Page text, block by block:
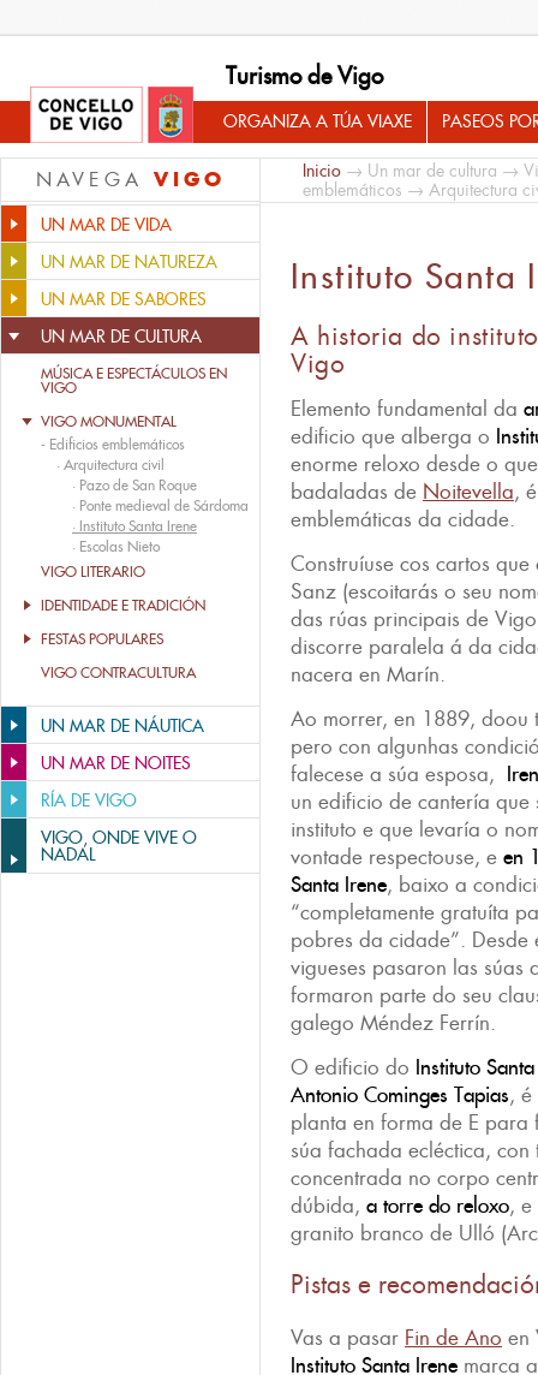
Turismo de Vigo
ORGANIZA A TÚA VIAXE PASEOS
NAVEGA VIGO
UN MAR DE VIDA
UN MAR DE NATUREZA
UN MAR DE SABORES
UN MAR DE CULTURA
MÚSICA E ESPECTÁCULOS EN
VIGO
VIGO MONUMENTAL
- Edificios emblemáticos
· Arquitectura civil
· Pazo de San Roque
· Ponte medieval de Sárdoma
· Instituto Santa Irene
· Escolas Nieto
VIGO LITERARIO
IDENTIDADE E TRADICIÓN
FESTAS POPULARES
VIGO CONTRACULTURA
UN MAR DE NÁUTICA
UN MAR DE NOITES
RÍA DE VIGO
VIGO, ONDE VIVE O
NADAL
Inicio → Un mar de cultura →
emblemáticos → Arquitectura
Instituto Santa
A historia do
Vigo
Elemento fundamental da
edificio que alberga o
enorme reloxo desde o
badaladas de Noitevella,
emblemáticas da cidade.
Construíuse cos cartos
Sanz (escoitarás o seu
das rúas principais de
discorre paralela á da
nacera en Marín.
Ao morrer, en 1889, doou
pero con algunhas
falecese a súa esposa,
un edificio de cantería
instituto e que levaría o
vontade respectouse, e en
Santa Irene, baixo a
“completamente gratuíta
pobres da cidade”. Desde
vigueses pasaron las súas
formaron parte do seu
galego Méndez Ferrín.
O edificio do Instituto
Antonio Cominges Tapias,
planta en forma de E
súa fachada ecléctica,
concentrada no corpo
dúbida, a torre do reloxo,
granito branco de Ulló
Pistas e
Vas a pasar Fin de Ano en
Instituto Santa Irene marca